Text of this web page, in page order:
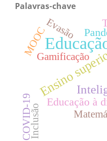
Palavras-chave
Ensino
Educação à
Inclusão
Gamificação
COVID-19
MOOCEvasão